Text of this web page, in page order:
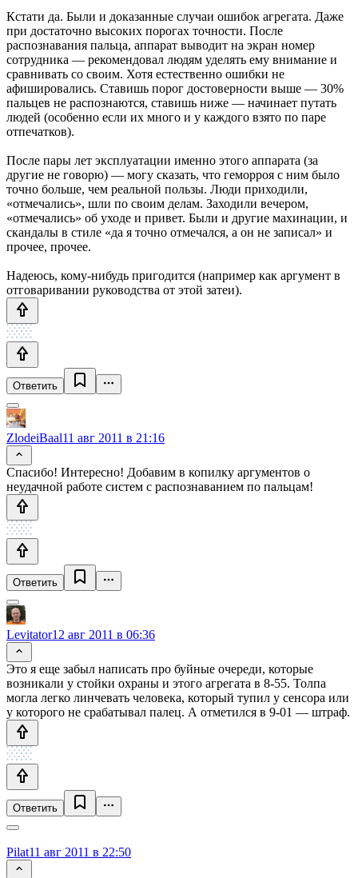
Кстати да. Были и доказанные случаи ошибок агрегата. Даже
при достаточно высоких порогах точности. После
распознавания пальца, аппарат выводит на экран номер
сотрудника — рекомендовал людям уделять ему внимание и
сравнивать со своим. Хотя естественно ошибки не
афишировались. Ставишь порог достоверности выше — 30%
пальцев не распознаются, ставишь ниже — начинает путать
людей (особенно если их много и у каждого взято по паре
отпечатков).
После пары лет эксплуатации именно этого аппарата (за
другие не говорю) — могу сказать, что геморроя с ним было
точно больше, чем реальной пользы. Люди приходили,
«отмечались», шли по своим делам. Заходили вечером,
«отмечались» об уходе и привет. Были и другие махинации, и
скандалы в стиле «да я точно отмечался, а он не записал» и
прочее, прочее.
Надеюсь, кому-нибудь пригодится (например как аргумент в
отговаривании руководства от этой затеи).
Ответить
ZlodeiBaal11 авг 2011 в 21:16
Спасибо! Интересно! Добавим в копилку аргументов о
неудачной работе систем с распознаванием по пальцам!
Ответить
Levitator12 авг 2011 в 06:36
Это я еще забыл написать про буйные очереди, которые
возникали у стойки охраны и этого агрегата в 8-55. Толпа
могла легко линчевать человека, который тупил у сенсора или
у которого не срабатывал палец. А отметился в 9-01 — штраф.
Ответить
Pilat11 авг 2011 в 22:50